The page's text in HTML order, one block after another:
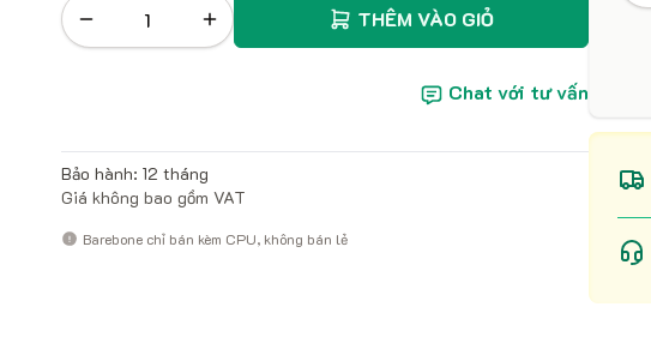
THÊM VÀO GIỎ
Chat với tư vấn
Bảo hành: 12 tháng
Giá không bao gồm VAT
Barebone chỉ bán kèm CPU, không bán lẻ